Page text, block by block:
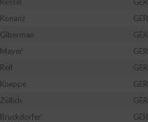
Konanz GER
Giberman GER
Mayer GER
Reif GER
Kneppe GER
Züllich GER
Bruckdorfer GER
Inhalten